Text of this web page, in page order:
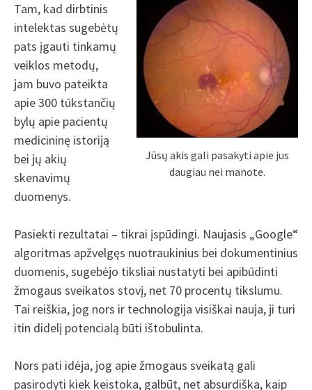
Jūsų akis gali pasakyti apie jus
daugiau nei manote.
Tam, kad dirbtinis
intelektas sugebėtų
pats įgauti tinkamų
veiklos metodų,
jam buvo pateikta
apie 300 tūkstančių
bylų apie pacientų
medicininę istoriją
bei jų akių
skenavimų
duomenys.
Pasiekti rezultatai – tikrai įspūdingi. Naujasis „Google“
algoritmas apžvelgęs nuotraukinius bei dokumentinius
duomenis, sugebėjo tiksliai nustatyti bei apibūdinti
žmogaus sveikatos stovį, net 70 procentų tikslumu.
Tai reiškia, jog nors ir technologija visiškai nauja, ji turi
itin didelį potencialą būti ištobulinta.
Nors pati idėja, jog apie žmogaus sveikatą gali
pasirodyti kiek keistoka, galbūt, net absurdiška, kaip